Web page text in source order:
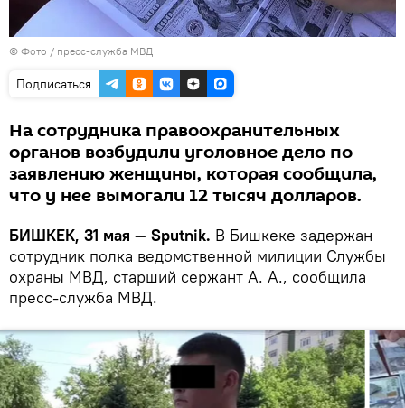
© Фото / пресс-служба МВД
Подписаться
На сотрудника правоохранительных
органов возбудили уголовное дело по
заявлению женщины, которая сообщила,
что у нее вымогали 12 тысяч долларов.
БИШКЕК, 31 мая — Sputnik. В Бишкеке задержан
сотрудник полка ведомственной милиции Службы
охраны МВД, старший сержант А. А., сообщила
пресс-служба МВД.